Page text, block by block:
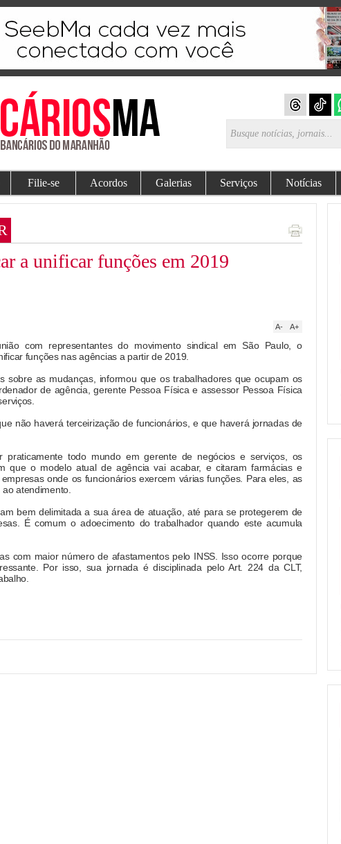
Filie-se Acordos Galerias Serviços Notícias
a unificar funções em 2019
A+
A-
com representantes do movimento sindical em São Paulo, o
funções nas agências a partir de 2019.
sobre as mudanças, informou que os trabalhadores que ocupam os
de agência, gerente Pessoa Física e assessor Pessoa Física
não haverá terceirização de funcionários, e que haverá jornadas de
praticamente todo mundo em gerente de negócios e serviços, os
que o modelo atual de agência vai acabar, e citaram farmácias e
onde os funcionários exercem várias funções. Para eles, as
atendimento.
bem delimitada a sua área de atuação, até para se protegerem de
É comum o adoecimento do trabalhador quando este acumula
com maior número de afastamentos pelo INSS. Isso ocorre porque
Por isso, sua jornada é disciplinada pelo Art. 224 da CLT,